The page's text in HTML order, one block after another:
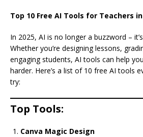
Top 10 Free AI Tools for Teachers in
In 2025, AI is no longer a buzzword –
Whether you’re designing lessons,
engaging students, AI tools can help
harder. Here’s a list of 10 free AI tools
try:
Top Tools:
Canva Magic Design